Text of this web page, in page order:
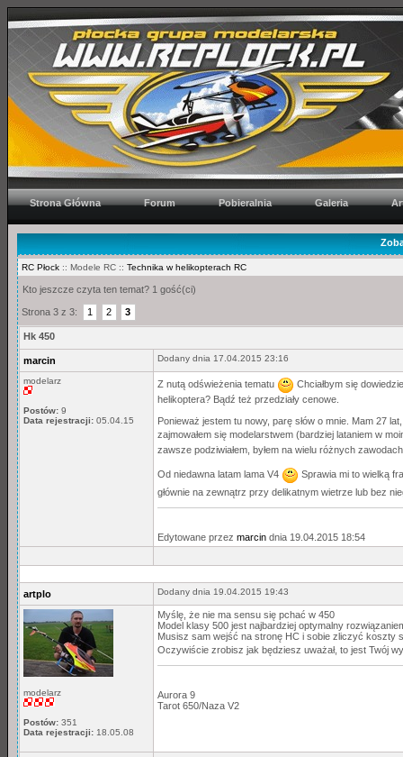
Strona Główna Forum Pobieralnia Galeria
RC Płock :: Modele RC :: Technika w helikopterach RC
Kto jeszcze czyta ten temat? 1 gość(ci)
Strona 3 z 3: 1 2 3
Hk 450
marcin Dodany dnia 17.04.2015 23:16
modelarz
Postów: 9
Data rejestracji: 05.04.15
Z nutą odświeżenia tematu
Chciałbym się
helikoptera? Bądź też przedziały cenowe.
Ponieważ jestem tu nowy, parę słów o mnie. Mam 27
zajmowałem się modelarstwem (bardziej lataniem w
zawsze podziwiałem, byłem na wielu różnych
Od niedawna latam lama V4
Sprawia mi to wielką
głównie na zewnątrz przy delikatnym wietrze lub bez
Edytowane przez marcin dnia 19.04.2015 18:54
artplo Dodany dnia 19.04.2015 19:43
modelarz
Postów: 351
Data rejestracji: 18.05.08
Myślę, że nie ma sensu się pchać w 450
Model klasy 500 jest najbardziej optymalny
Musisz sam wejść na stronę HC i sobie zliczyć koszty
Oczywiście zrobisz jak będziesz uważał, to jest Twój
Aurora 9
Tarot 650/Naza V2